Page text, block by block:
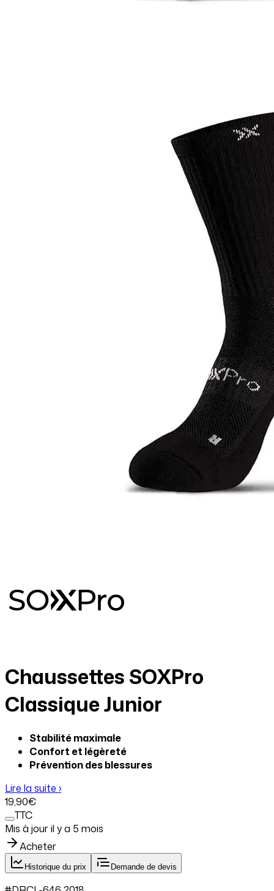
Chaussettes SOXPro
Classique Junior
Stabilité maximale
Confort et légèreté
Prévention des blessures
Lire la suite ›
19,90€
TTC
Mis à jour il y a 5 mois
Acheter
Historique du prix Demande de devis